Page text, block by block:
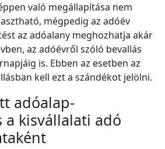
való megállapítása nem
mégpedig az adóév
az adóalany meghozhatja akár
az adóévről szóló bevallás
is. Ebben az esetben az
kell ezt a szándékot jelölni.
adóalap-
a kisvállalati adó